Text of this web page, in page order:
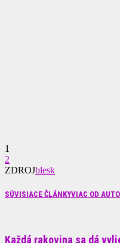
1
2
ZDROJblesk
SÚVISIACE ČLÁNKYVIAC OD
Každá rakovina sa dá